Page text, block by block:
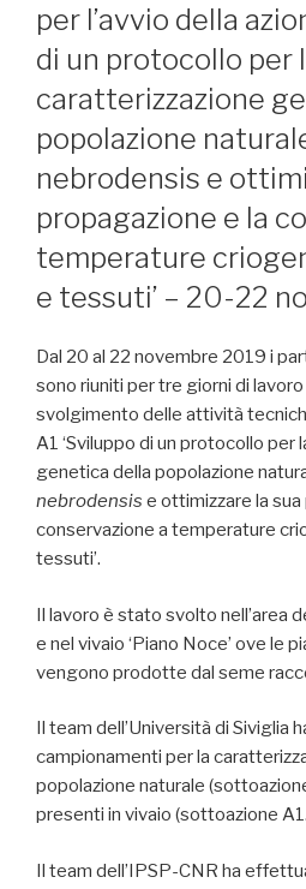
per l’avvio della
di un protocollo per
caratterizzazione
popolazione
nebrodensis e
propagazione e la
temperature
e tessuti’ – 20-22
Dal 20 al 22 novembre 2019 i
sono riuniti per tre giorni di
svolgimento delle attività
A1 ‘Sviluppo di un protocollo per
genetica della popolazione
nebrodensis e ottimizzare la
conservazione a temperature
tessuti’.
Il lavoro è stato svolto nell’area
e nel vivaio ‘Piano Noce’ ove le
vengono prodotte dal seme
Il team dell’Università di Siviglia
campionamenti per la
popolazione naturale
presenti in vivaio (sottoazione
Il team dell’IPSP-CNR ha